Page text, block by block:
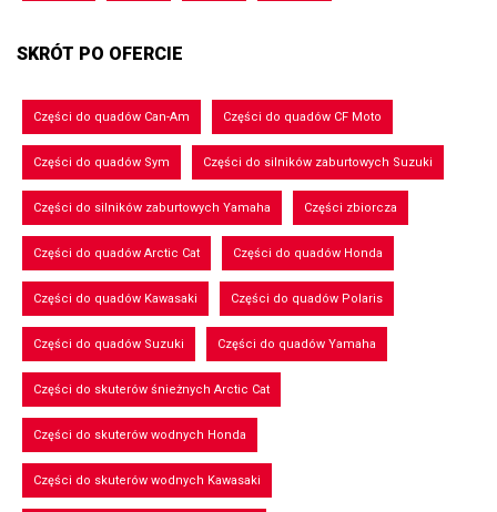
SKRÓT PO OFERCIE
Części do quadów Can-Am Części do quadów CF Moto
Części do quadów Sym Części do silników zaburtowych Suzuki
Części do silników zaburtowych Yamaha Części zbiorcza
Części do quadów Arctic Cat Części do quadów Honda
Części do quadów Kawasaki Części do quadów Polaris
Części do quadów Suzuki Części do quadów Yamaha
Części do skuterów śnieżnych Arctic Cat
Części do skuterów wodnych Honda
Części do skuterów wodnych Kawasaki